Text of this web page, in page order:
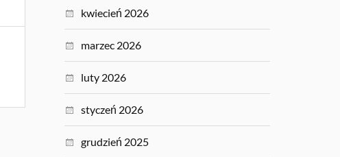
kwiecień 2026
marzec 2026
luty 2026
styczeń 2026
grudzień 2025